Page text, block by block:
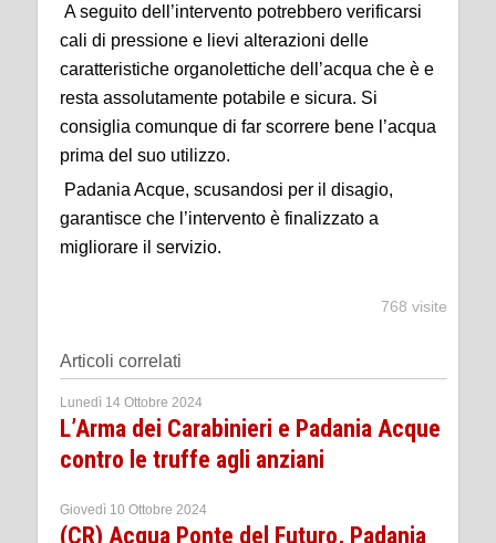
A seguito dell’intervento potrebbero verificarsi
cali di pressione e lievi alterazioni delle
caratteristiche organolettiche dell’acqua che è e
resta assolutamente potabile e sicura. Si
consiglia comunque di far scorrere bene l’acqua
prima del suo utilizzo.
Padania Acque, scusandosi per il disagio,
garantisce che l’intervento è finalizzato a
migliorare il servizio.
768 visite
Articoli correlati
Lunedì 14 Ottobre 2024
L’Arma dei Carabinieri e Padania Acque
contro le truffe agli anziani
Giovedì 10 Ottobre 2024
(CR) Acqua Ponte del Futuro, Padania